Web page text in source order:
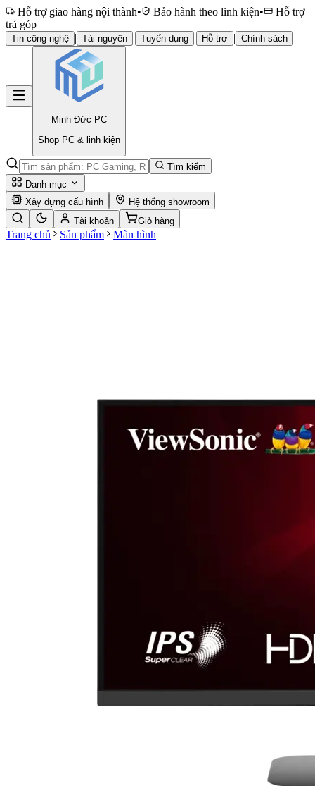
Hỗ trợ giao hàng nội thành• Bảo hành theo linh kiện•
Hỗ trợ
trả góp
Tin công nghệ | Tài nguyên | Tuyển dụng | Hỗ trợ | Chính sách
Minh Đức PC
Shop PC & linh kiện
Tìm kiếm
Danh mục
Xây dựng cấu hình
Hệ thống showroom
Tài khoản
Giỏ hàng
Trang chủ Sản phẩm Màn hình